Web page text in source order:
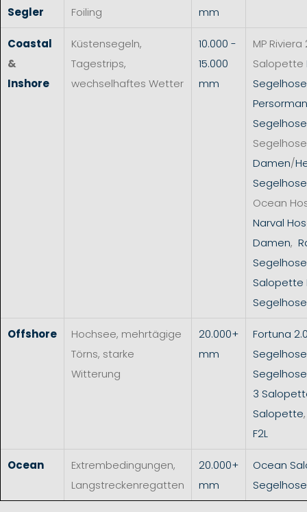
Segler
Foiling
mm
Coastal
&
Inshore
Küstensegeln,
Tagestrips,
wechselhaftes Wetter
10.000 -
15.000
mm
MP Riviera
Salopette
Segelhose
Damen/
Ocean
Narval
Damen,
Segelhose
Salopette
Segelhose
Offshore
Hochsee, mehrtägige
Törns, starke
Witterung
20.000+
mm
Fortuna
Segelhose
3
Salopette
F2L
Ocean
Extrembedingungen,
Langstreckenregatten
20.000+
mm
Ocean
Segelhose